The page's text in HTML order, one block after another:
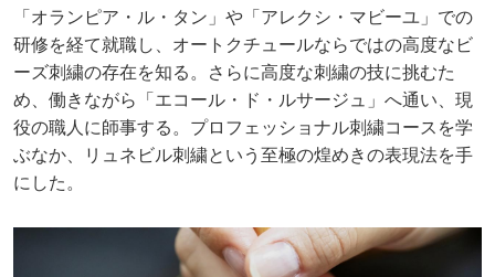
「オランピア・ル・タン」や「アレクシ・マビーユ」での
研修を経て就職し、オートクチュールならではの高度なビ
ーズ刺繍の存在を知る。さらに高度な刺繍の技に挑むた
め、働きながら「エコール・ド・ルサージュ」へ通い、現
役の職人に師事する。プロフェッショナル刺繍コースを学
ぶなか、リュネビル刺繍という至極の煌めきの表現法を手
にした。